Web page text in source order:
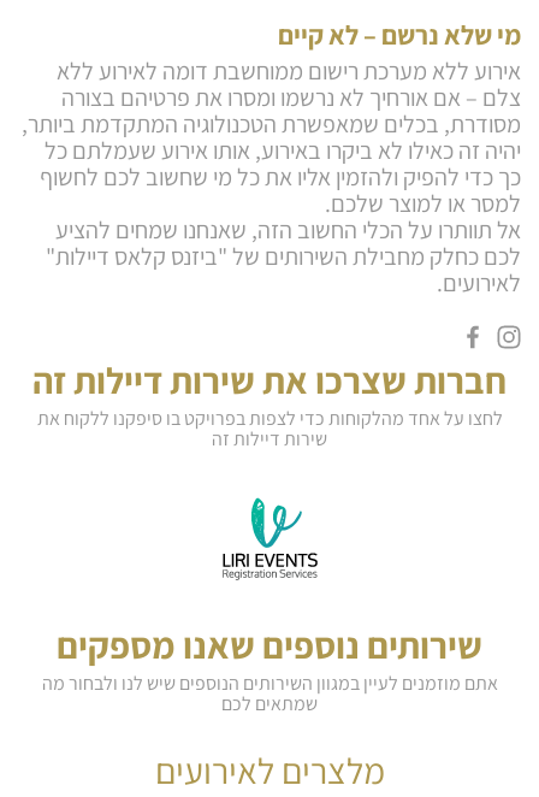
מי שלא נרשם – לא קיים
אירוע ללא מערכת רישום ממוחשבת דומה לאירוע ללא
צלם – אם אורחיך לא נרשמו ומסרו את פרטיהם בצורה
מסודרת, בכלים שמאפשרת הטכנולוגיה המתקדמת ביותר,
יהיה זה כאילו לא ביקרו באירוע, אותו אירוע שעמלתם כל
כך כדי להפיק ולהזמין אליו את כל מי שחשוב לכם לחשוף
למסר או למוצר שלכם.
אל תוותרו על הכלי החשוב הזה, שאנחנו שמחים להציע
לכם כחלק מחבילת השירותים של "ביזנס קלאס דיילות"
לאירועים.
חברות שצרכו את שירות דיילות זה
לחצו על אחד מהלקוחות כדי לצפות בפרויקט בו סיפקנו ללקוח את
שירות דיילות זה
שירותים נוספים שאנו מספקים
אתם מוזמנים לעיין במגוון השירותים הנוספים שיש לנו ולבחור מה
שמתאים לכם
מלצרים לאירועים